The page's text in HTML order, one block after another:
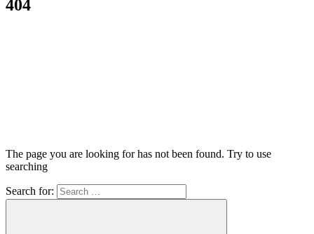
404
The page you are looking for has not been found. Try to use
searching
Search for: